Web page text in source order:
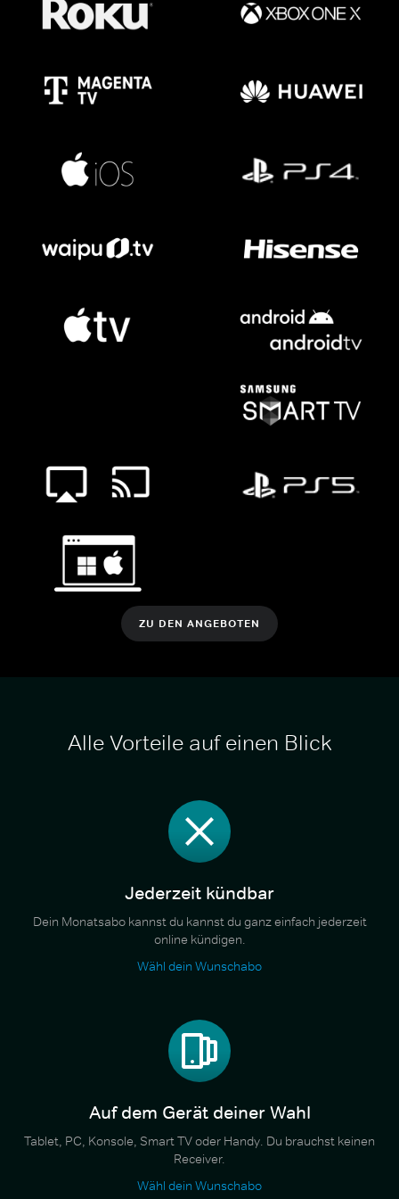
ZU DEN ANGEBOTEN
Alle Vorteile auf einen Blick
Jederzeit kündbar
Dein Monatsabo kannst du kannst du ganz einfach jederzeit
online kündigen.
Wähl dein Wunschabo
Auf dem Gerät deiner Wahl
Tablet, PC, Konsole, Smart TV oder Handy. Du brauchst keinen
Receiver.
Wähl dein Wunschabo